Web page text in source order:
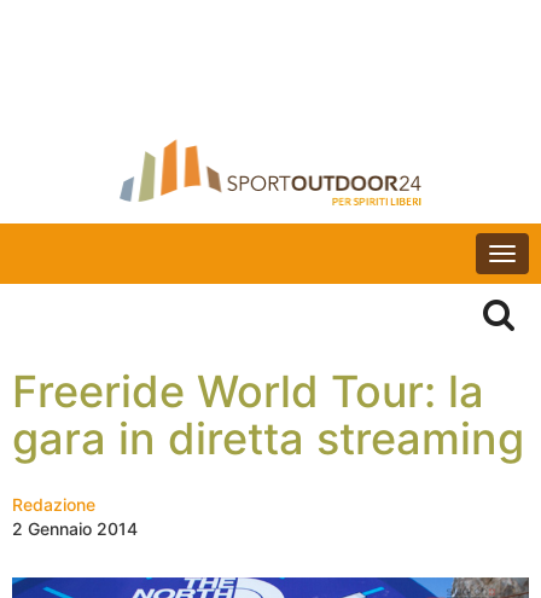
Freeride World Tour: la
gara in diretta streaming
Redazione
2 Gennaio 2014